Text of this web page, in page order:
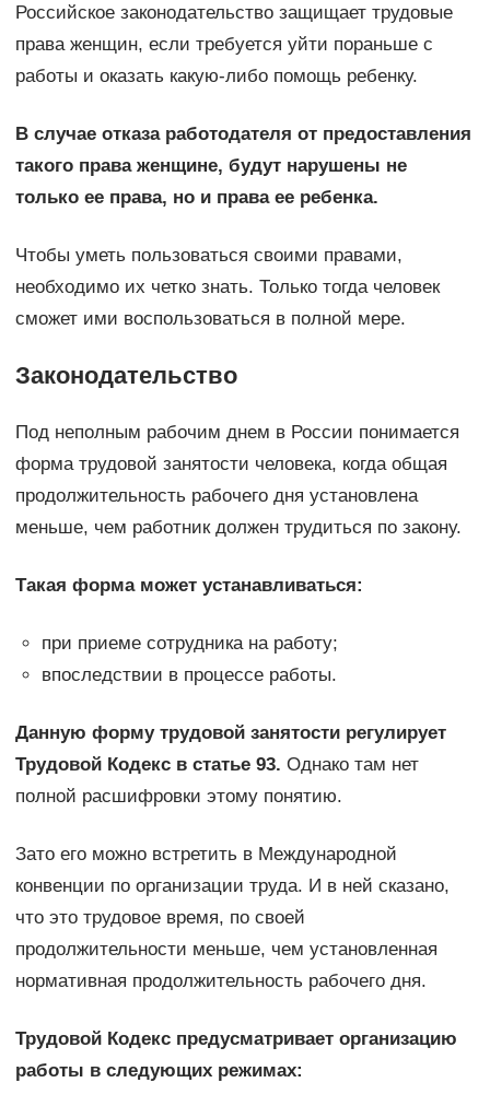
Российское законодательство защищает трудовые
права женщин, если требуется уйти пораньше с
работы и оказать какую-либо помощь ребенку.
В случае отказа работодателя от предоставления
такого права женщине, будут нарушены не
только ее права, но и права ее ребенка.
Чтобы уметь пользоваться своими правами,
необходимо их четко знать. Только тогда человек
сможет ими воспользоваться в полной мере.
Законодательство
Под неполным рабочим днем в России понимается
форма трудовой занятости человека, когда общая
продолжительность рабочего дня установлена
меньше, чем работник должен трудиться по закону.
Такая форма может устанавливаться:
при приеме сотрудника на работу;
впоследствии в процессе работы.
Данную форму трудовой занятости регулирует
Трудовой Кодекс в статье 93. Однако там нет
полной расшифровки этому понятию.
Зато его можно встретить в Международной
конвенции по организации труда. И в ней сказано,
что это трудовое время, по своей
продолжительности меньше, чем установленная
нормативная продолжительность рабочего дня.
Трудовой Кодекс предусматривает организацию
работы в следующих режимах: